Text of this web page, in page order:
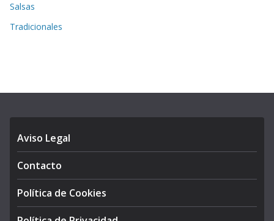
Salsas
Tradicionales
Aviso Legal
Contacto
Política de Cookies